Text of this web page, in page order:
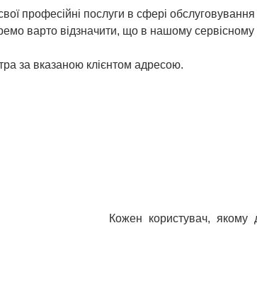
професійні послуги в сфері обслуговування
варто відзначити, що в нашому сервісному
за вказаною клієнтом адресою.
Кожен користувач, якому